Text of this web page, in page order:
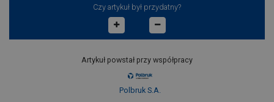
Czy artykuł był przydatny?
Artykuł powstał przy współpracy
Polbruk S.A.